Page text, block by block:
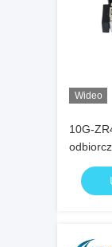
Wideo
10G-
8SFP+